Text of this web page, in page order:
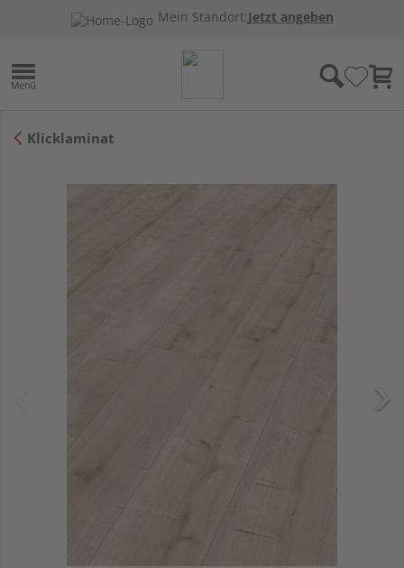
Mein Standort:Jetzt angeben
Klicklaminat